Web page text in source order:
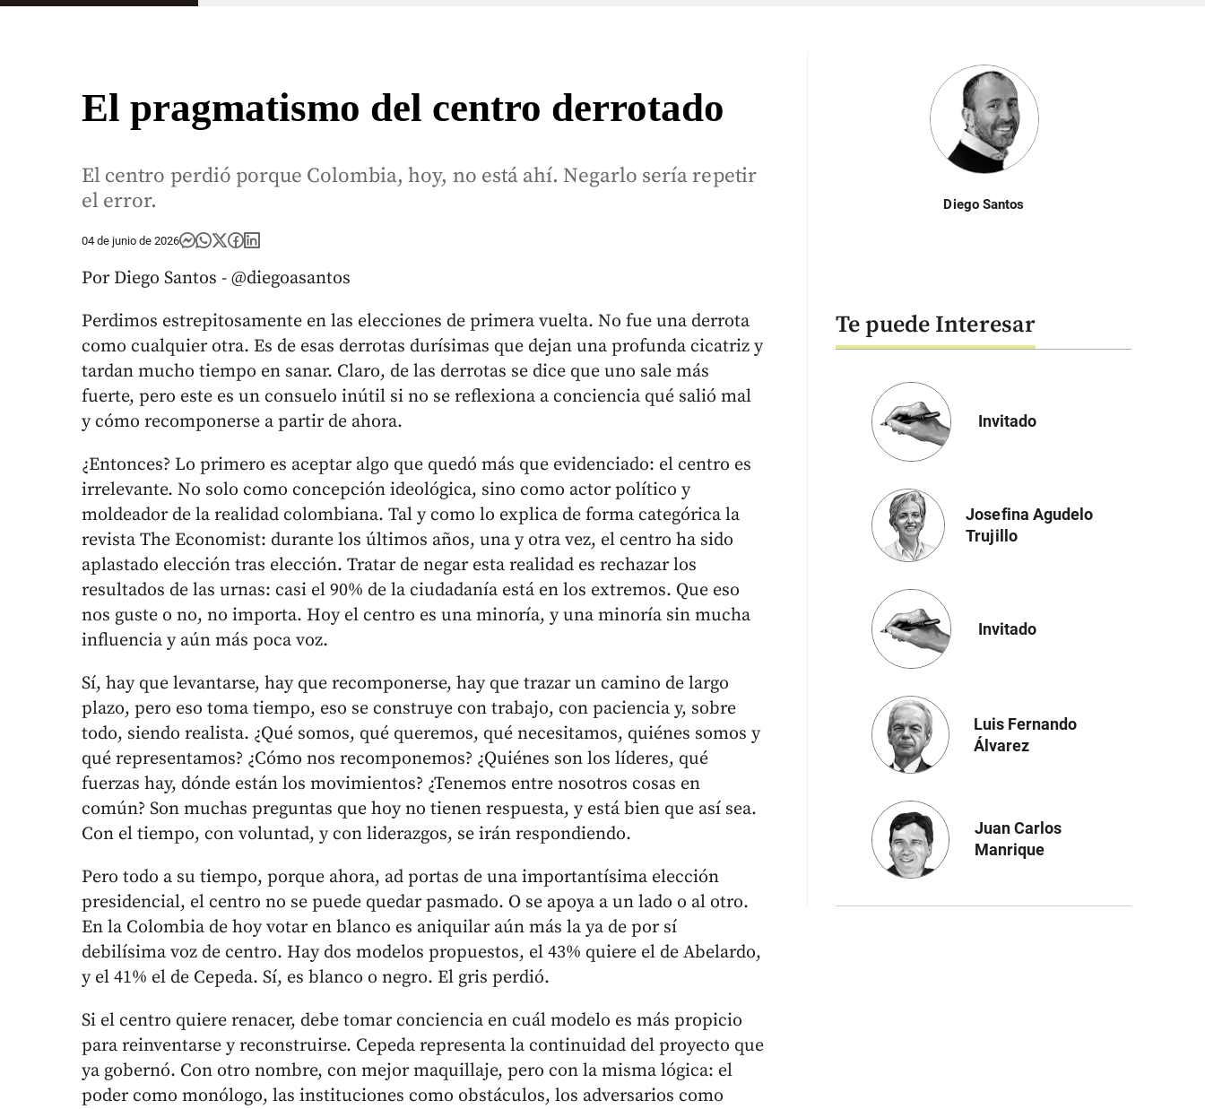
El pragmatismo del centro derrotado
El centro perdió porque Colombia, hoy, no está ahí. Negarlo sería repetir
el error.
04 de junio de 2026
Por Diego Santos - @diegoasantos
Perdimos estrepitosamente en las elecciones de primera vuelta. No fue una derrota
como cualquier otra. Es de esas derrotas durísimas que dejan una profunda cicatriz y
tardan mucho tiempo en sanar. Claro, de las derrotas se dice que uno sale más
fuerte, pero este es un consuelo inútil si no se reflexiona a conciencia qué salió mal
y cómo recomponerse a partir de ahora.
¿Entonces? Lo primero es aceptar algo que quedó más que evidenciado: el centro es
irrelevante. No solo como concepción ideológica, sino como actor político y
moldeador de la realidad colombiana. Tal y como lo explica de forma categórica la
revista The Economist: durante los últimos años, una y otra vez, el centro ha sido
aplastado elección tras elección. Tratar de negar esta realidad es rechazar los
resultados de las urnas: casi el 90% de la ciudadanía está en los extremos. Que eso
nos guste o no, no importa. Hoy el centro es una minoría, y una minoría sin mucha
influencia y aún más poca voz.
Sí, hay que levantarse, hay que recomponerse, hay que trazar un camino de largo
plazo, pero eso toma tiempo, eso se construye con trabajo, con paciencia y, sobre
todo, siendo realista. ¿Qué somos, qué queremos, qué necesitamos, quiénes somos y
qué representamos? ¿Cómo nos recomponemos? ¿Quiénes son los líderes, qué
fuerzas hay, dónde están los movimientos? ¿Tenemos entre nosotros cosas en
común? Son muchas preguntas que hoy no tienen respuesta, y está bien que así sea.
Con el tiempo, con voluntad, y con liderazgos, se irán respondiendo.
Pero todo a su tiempo, porque ahora, ad portas de una importantísima elección
presidencial, el centro no se puede quedar pasmado. O se apoya a un lado o al otro.
En la Colombia de hoy votar en blanco es aniquilar aún más la ya de por sí
debilísima voz de centro. Hay dos modelos propuestos, el 43% quiere el de Abelardo,
y el 41% el de Cepeda. Sí, es blanco o negro. El gris perdió.
Si el centro quiere renacer, debe tomar conciencia en cuál modelo es más propicio
para reinventarse y reconstruirse. Cepeda representa la continuidad del proyecto que
ya gobernó. Con otro nombre, con mejor maquillaje, pero con la misma lógica: el
poder como monólogo, las instituciones como obstáculos, los adversarios como
Diego Santos
Te puede Interesar
Invitado
Josefina Agudelo
Trujillo
Invitado
Luis Fernando
Álvarez
Juan Carlos
Manrique